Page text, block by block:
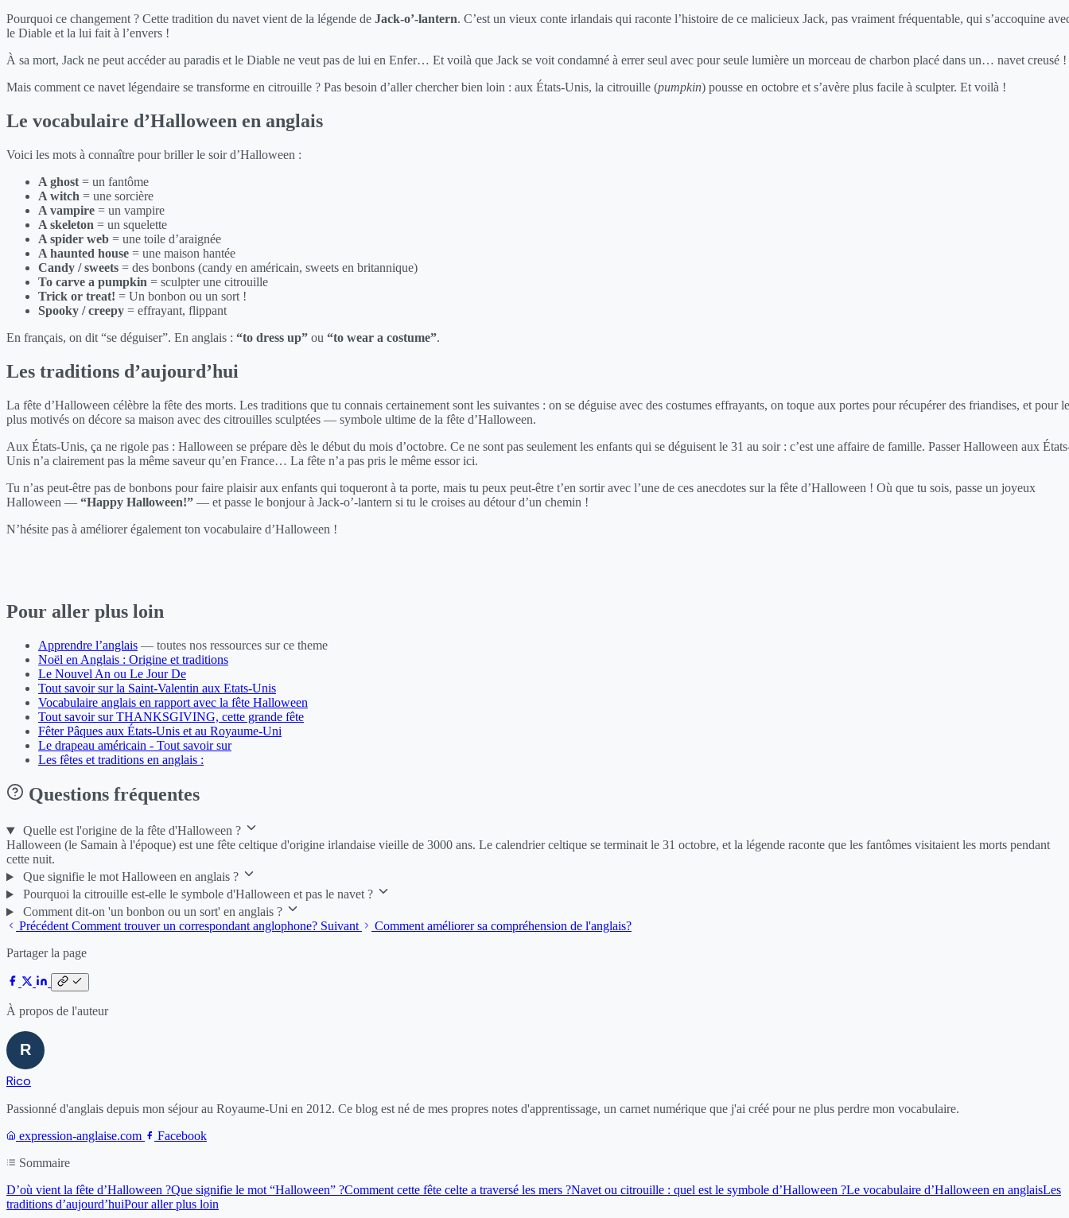
Pourquoi ce changement ? Cette tradition du navet vient de la légende de Jack-o’-lantern. C’est un vieux conte irlandais qui raconte l’histoire de ce malicieux Jack, pas vraiment fréquentable, qui s’accoquine
le Diable et la lui fait à l’envers !
À sa mort, Jack ne peut accéder au paradis et le Diable ne veut pas de lui en Enfer… Et voilà que Jack se voit condamné à errer seul avec pour seule lumière un morceau de charbon placé dans un… navet creusé !
Mais comment ce navet légendaire se transforme en citrouille ? Pas besoin d’aller chercher bien loin : aux États-Unis, la citrouille (pumpkin) pousse en octobre et s’avère plus facile à sculpter. Et voilà !
Le vocabulaire d’Halloween en anglais
Voici les mots à connaître pour briller le soir d’Halloween :
A ghost = un fantôme
A witch = une sorcière
A vampire = un vampire
A skeleton = un squelette
A spider web = une toile d’araignée
A haunted house = une maison hantée
Candy / sweets = des bonbons (candy en américain, sweets en britannique)
To carve a pumpkin = sculpter une citrouille
Trick or treat! = Un bonbon ou un sort !
Spooky / creepy = effrayant, flippant
En français, on dit “se déguiser”. En anglais : “to dress up” ou “to wear a costume”.
Les traditions d’aujourd’hui
La fête d’Halloween célèbre la fête des morts. Les traditions que tu connais certainement sont les suivantes : on se déguise avec des costumes effrayants, on toque aux portes pour récupérer des friandises, et pour
plus motivés on décore sa maison avec des citrouilles sculptées — symbole ultime de la fête d’Halloween.
Aux États-Unis, ça ne rigole pas : Halloween se prépare dès le début du mois d’octobre. Ce ne sont pas seulement les enfants qui se déguisent le 31 au soir : c’est une affaire de famille. Passer Halloween aux
Unis n’a clairement pas la même saveur qu’en France… La fête n’a pas pris le même essor ici.
Tu n’as peut-être pas de bonbons pour faire plaisir aux enfants qui toqueront à ta porte, mais tu peux peut-être t’en sortir avec l’une de ces anecdotes sur la fête d’Halloween ! Où que tu sois, passe un joyeux
Halloween — “Happy Halloween!” — et passe le bonjour à Jack-o’-lantern si tu le croises au détour d’un chemin !
N’hésite pas à améliorer également ton vocabulaire d’Halloween !
Pour aller plus loin
Apprendre l’anglais — toutes nos ressources sur ce theme
Noël en Anglais : Origine et traditions
Le Nouvel An ou Le Jour De
Tout savoir sur la Saint-Valentin aux Etats-Unis
Vocabulaire anglais en rapport avec la fête Halloween
Tout savoir sur THANKSGIVING, cette grande fête
Fêter Pâques aux États-Unis et au Royaume-Uni
Le drapeau américain - Tout savoir sur
Les fêtes et traditions en anglais :
Questions fréquentes
Quelle est l'origine de la fête d'Halloween ?
Halloween (le Samain à l'époque) est une fête celtique d'origine irlandaise vieille de 3000 ans. Le calendrier celtique se terminait le 31 octobre, et la légende raconte que les fantômes visitaient les morts pendant
cette nuit.
Que signifie le mot Halloween en anglais ?
Pourquoi la citrouille est-elle le symbole d'Halloween et pas le navet ?
Comment dit-on 'un bonbon ou un sort' en anglais ?
PrécédentComment trouver un correspondant anglophone? Suivant
Comment améliorer sa compréhension de l'anglais?
Partager la page
À propos de l'auteur
Rico
Passionné d'anglais depuis mon séjour au Royaume-Uni en 2012. Ce blog est né de mes propres notes d'apprentissage, un carnet numérique que j'ai créé pour ne plus perdre mon vocabulaire.
expression-anglaise.com
Facebook
Sommaire
D’où vient la fête d’Halloween ?Que signifie le mot “Halloween” ?Comment cette fête celte a traversé les mers ?Navet ou citrouille : quel est le symbole d’Halloween ?Le vocabulaire d’Halloween en anglaisLes
traditions d’aujourd’huiPour aller plus loin